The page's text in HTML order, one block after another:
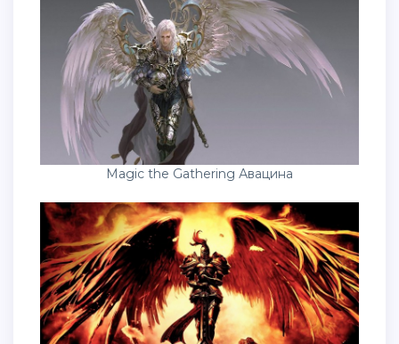
Magic the Gathering Авацина